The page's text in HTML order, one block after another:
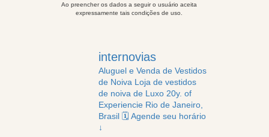
Ao preencher os dados a seguir o usuário aceita
expressamente tais condições de uso.
internovias
Aluguel e Venda de Vestidos
de NoivaLoja de vestidos
de noiva de Luxo20y. of
ExperiencieRio de Janeiro,
Brasil 🗓️ Agende seu horário
↓